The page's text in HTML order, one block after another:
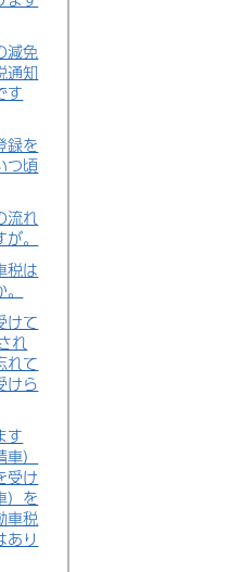
減免
通知
す
録を
つ頃
流れ
。
税は
けて
れ
れて
けら
す
）
受け
）を
車税
あり